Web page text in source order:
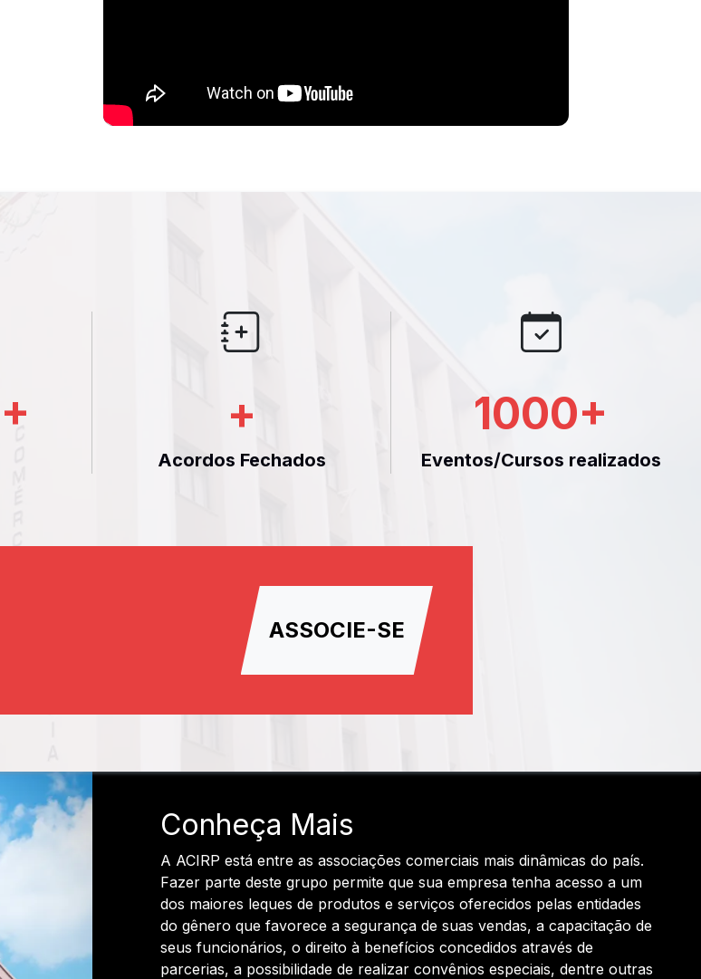
+ +
Acordos Fechados
1000+
Eventos/Cursos realizados
ASSOCIE-SE
Conheça Mais
A ACIRP está entre as associações comerciais mais dinâmicas do país.
Fazer parte deste grupo permite que sua empresa tenha acesso a um
dos maiores leques de produtos e serviços oferecidos pelas entidades
do gênero que favorece a segurança de suas vendas, a capacitação de
seus funcionários, o direito à benefícios concedidos através de
parcerias, a possibilidade de realizar convênios especiais, dentre outras